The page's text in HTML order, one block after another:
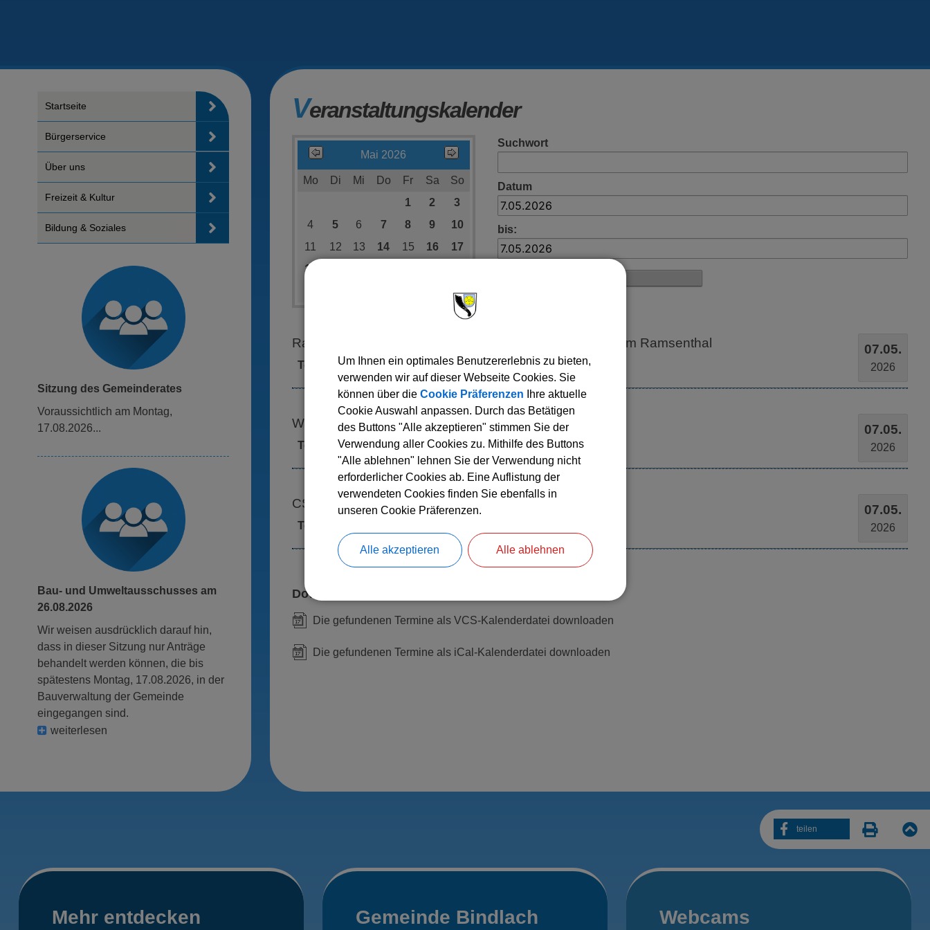
Startseite
Bürgerservice
Über uns
Freizeit & Kultur
Bildung & Soziales
Sitzung des Gemeinderates
voraussichtlich am Montag,
17.08.2026...
Bau- und Umweltausschusses am
26.08.2026
Wir weisen ausdrücklich darauf hin,
dass in dieser Sitzung nur Anträge
behandelt werden können, die bis
spätestens Montag, 17.08.2026, in der
Bauverwaltung der Gemeinde
eingegangen sind.
weiterlesen
Veranstaltungskalender
Mai 2026
Mo Di Mi Do Fr Sa
So
1
2
3
4
5 6 7 8 9
10
11
12 13 14 15 16
17
18
31
Suchwort
Datum
bis:
07.05.
2026
Ramsadeeler Seniorenhilfe e. V., Kaffeetrinken, Sportheim Ramsenthal
Termin: 07.05.2026 14:30 Uhr
07.05.
2026
Wanderer „Stammtisch“, Pfitschnhaus
Termin: 07.05.2026 19:00 Uhr
07.05.
2026
CSU, Stammtisch, Ristorante San Marino
Termin:
Downloads
Die gefundenen Termine als VCS-Kalenderdatei downloaden
Die gefundenen Termine als iCal-Kalenderdatei downloaden
teilen
Mehr
Mehr entdecken Gemeinde Bindlach Webcams
Um Ihnen ein optimales Benutzererlebnis zu bieten,
verwenden wir auf dieser Webseite Cookies. Sie
können über die Cookie Präferenzen Ihre aktuelle
Cookie Auswahl anpassen. Durch das Betätigen
des Buttons "Alle akzeptieren" stimmen Sie der
Verwendung aller Cookies zu. Mithilfe des Buttons
"Alle ablehnen" lehnen Sie der Verwendung nicht
erforderlicher Cookies ab. Eine Auflistung der
verwendeten Cookies finden Sie ebenfalls in
unseren Cookie Präferenzen.
Alle akzeptieren Alle ablehnen